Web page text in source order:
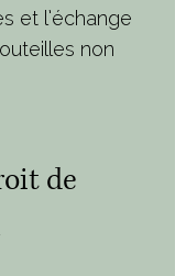
et l’échange
non
de